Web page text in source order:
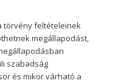
törvény feltételeinek
megállapodást,
szabadság
és mikor várható a